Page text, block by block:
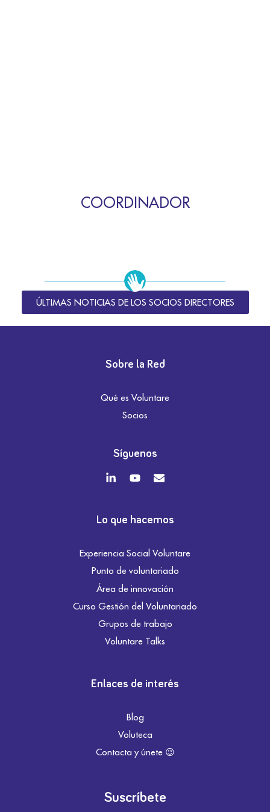
COORDINADOR
ÚLTIMAS NOTICIAS DE LOS SOCIOS DIRECTORES
Sobre la Red
Qué es Voluntare
Socios
Síguenos
Lo que hacemos
Experiencia Social Voluntare
Punto de voluntariado
Área de innovación
Curso Gestión del Voluntariado
Grupos de trabajo
Voluntare Talks
Enlaces de interés
Blog
Voluteca
Contacta y únete 😉
Suscríbete